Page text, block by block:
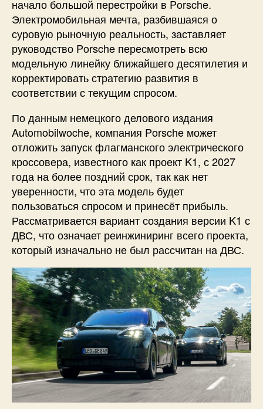
начало большой перестройки в Porsche.
Электромобильная мечта, разбившаяся о
суровую рыночную реальность, заставляет
руководство Porsche пересмотреть всю
модельную линейку ближайшего десятилетия и
корректировать стратегию развития в
соответствии с текущим спросом.
По данным немецкого делового издания
Automobilwoche, компания Porsche может
отложить запуск флагманского электрического
кроссовера, известного как проект K1, с 2027
года на более поздний срок, так как нет
уверенности, что эта модель будет
пользоваться спросом и принесёт прибыль.
Рассматривается вариант создания версии K1 с
ДВС, что означает реинжиниринг всего проекта,
который изначально не был рассчитан на ДВС.